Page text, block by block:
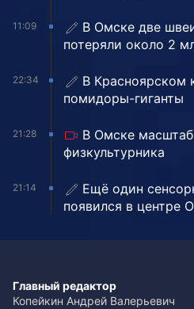
11:09
В Омске две
потеряли около 2
22:34
В Красноярском
помидоры-гиганты
21:28
В Омске
физкультурника
21:14
Ещё один
появился в центре
Главный редактор
Копейкин Андрей Валерьевич